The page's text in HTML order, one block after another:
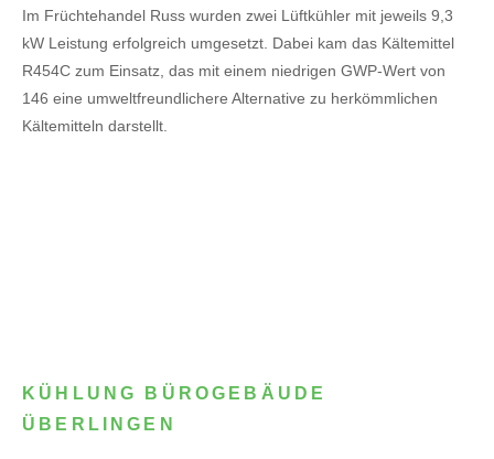
Im Früchtehandel Russ wurden zwei Lüftkühler mit jeweils 9,3
kW Leistung erfolgreich umgesetzt. Dabei kam das Kältemittel
R454C zum Einsatz, das mit einem niedrigen GWP-Wert von
146 eine umweltfreundlichere Alternative zu herkömmlichen
Kältemitteln darstellt.
KÜHLUNG BÜROGEBÄUDE
ÜBERLINGEN